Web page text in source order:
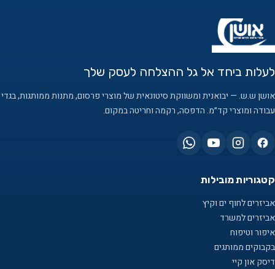
לעלות ביחד אל גל ההצלחה לעסק שלך
אושן ש.ש. — יבואנית ומשווקת סיטונאית של מוצרי פרסום, מתנות ממותגות, בגדי
עבודה ומוצרי קד״מ. הדפסה, רקמה וחריטה במקום.
קטגוריות מובילות
אביזרים לחוף ים וקיץ
אביזרים למשרד
איפור וטיפוח
בקבוקים ממותגים
דיסק און קיי